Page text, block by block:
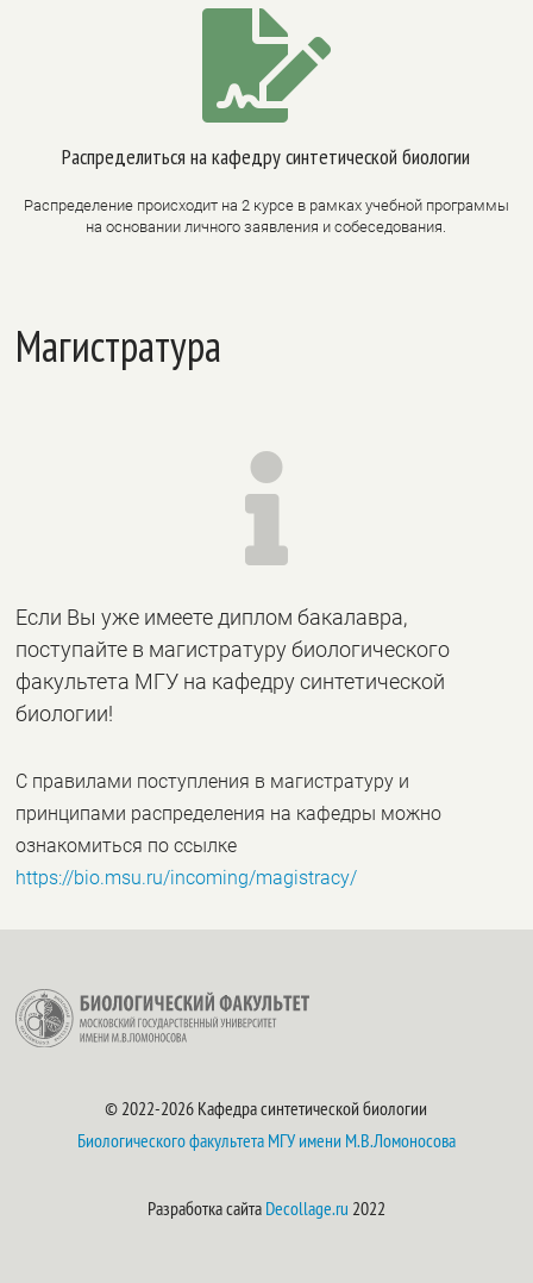

Распределиться на кафедру синтетической биологии
Распределение происходит на 2 курсе в рамках учебной программы
на основании личного заявления и собеседования.
Магистратура

Если Вы уже имеете диплом бакалавра,
поступайте в магистратуру биологического
факультета МГУ на кафедру синтетической
биологии!
С правилами поступления в магистратуру и
принципами распределения на кафедры можно
ознакомиться по ссылке
https://bio.msu.ru/incoming/magistracy/
© 2022-2026 Кафедра синтетической биологии
Биологического факультета МГУ имени М.В.Ломоносова
Разработка сайта Decollage.ru 2022